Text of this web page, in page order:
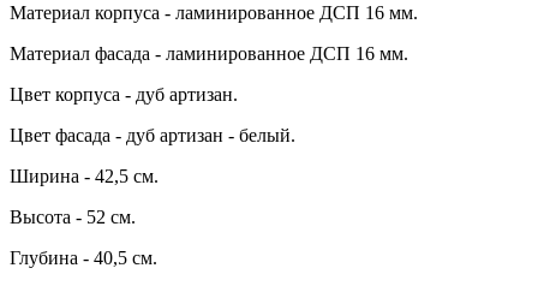
Материал корпуса - ламинированное ДСП 16 мм.
Материал фасада - ламинированное ДСП 16 мм.
Цвет корпуса - дуб артизан.
Цвет фасада - дуб артизан - белый.
Ширина - 42,5 см.
Высота - 52 см.
Глубина - 40,5 см.